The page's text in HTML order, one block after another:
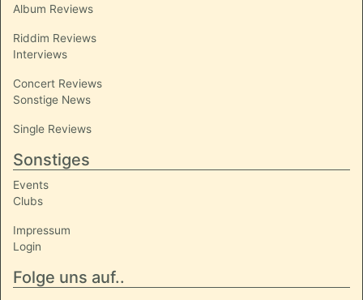
Album Reviews
Riddim Reviews
Interviews
Concert Reviews
Sonstige News
Single Reviews
Sonstiges
Events
Clubs
Impressum
Login
Folge uns auf..